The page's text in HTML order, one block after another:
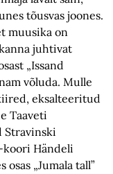
tõusvas joones.
muusika on
juhtivat
„Issand
võluda. Mulle
eksalteeritud
Taaveti
Stravinski
koori Händeli
osas „Jumala tall”